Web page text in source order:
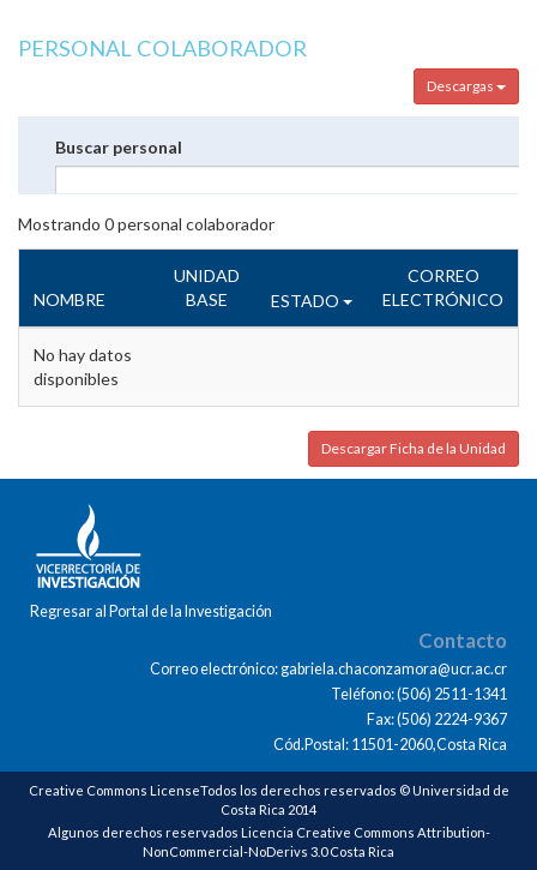
PERSONAL COLABORADOR
Descargas
Buscar personal
Mostrando 0personal colaborador
NOMBRE
UNIDAD
BASE
ESTADO
CORREO
ELECTRÓNICO
No hay datos
disponibles
Descargar Ficha de la Unidad
Regresar al Portal de la Investigación
Contacto
Correo electrónico: gabriela.chaconzamora@ucr.ac.cr
Teléfono: (506) 2511-1341
Fax: (506) 2224-9367
Cód.Postal: 11501-2060,Costa Rica
Creative Commons LicenseTodos los derechos reservados © Universidad de
Costa Rica 2014
Algunos derechos reservados Licencia Creative Commons Attribution-
NonCommercial-NoDerivs 3.0 Costa Rica